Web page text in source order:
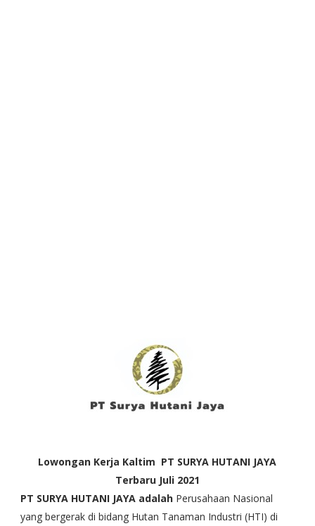
Lowongan Kerja Kaltim PT SURYA HUTANI JAYA
Terbaru Juli 2021
PT SURYA HUTANI JAYA adalah Perusahaan Nasional
yang bergerak di bidang Hutan Tanaman Industri (HTI) di